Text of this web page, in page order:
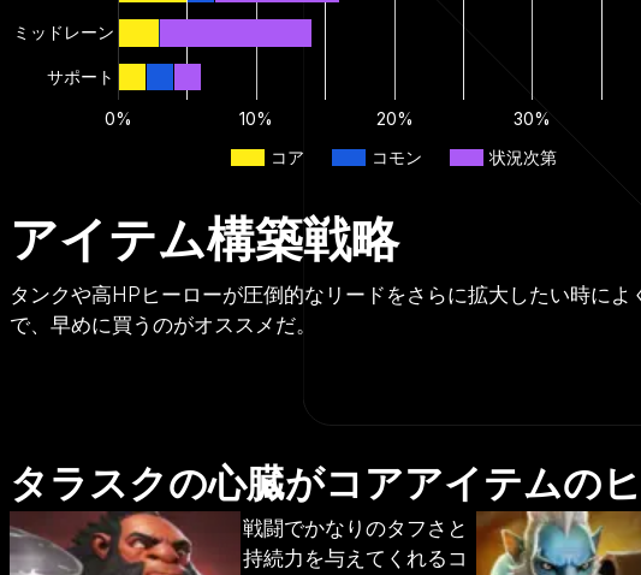
コア コモン 状況次第
0% 10% 20% 30%
ミッドレーン
サポート
アイテム構築戦略
タンクや高HPヒーローが圧倒的なリードをさらに拡大したい時に
で、早めに買うのがオススメだ。
タラスクの心臓がコアアイテムの
戦闘でかなりのタフさと
持続力を与えてくれるコ